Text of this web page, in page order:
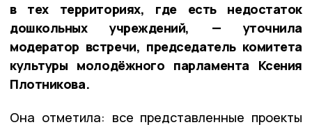
в тех территориях, где есть недостаток
дошкольных учреждений, — уточнила
модератор встречи, председатель комитета
культуры молодёжного парламента Ксения
Плотникова.
Она отметила: все представленные проекты